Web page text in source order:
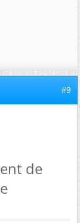
#9
de